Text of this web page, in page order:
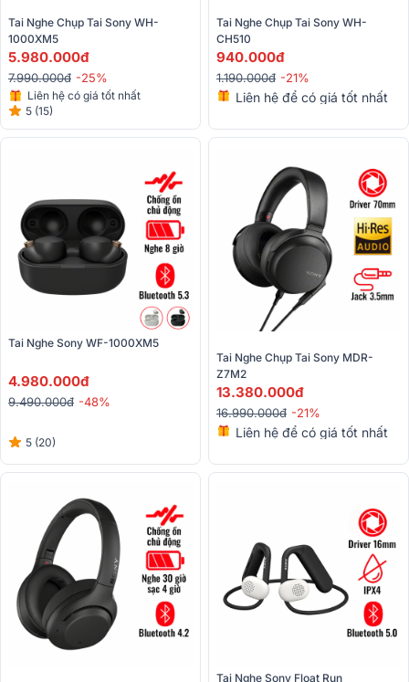
Tai Nghe Chụp Tai Sony WH-
1000XM5
5.980.000đ
7.990.000đ -25%
Liên hệ có giá tốt nhất
5 (15)
Tai Nghe Chụp Tai Sony WH-
CH510
940.000đ
1.190.000đ -21%
Liên hệ để có giá tốt nhất
Tai Nghe Sony WF-1000XM5
4.980.000đ
9.490.000đ -48%
5 (20)
Tai Nghe Chụp Tai Sony MDR-
Z7M2
13.380.000đ
16.990.000đ -21%
Liên hệ để có giá tốt nhất